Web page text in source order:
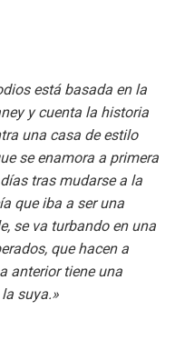
está basada en la
y cuenta la historia
una casa de estilo
se enamora a primera
tras mudarse a la
que iba a ser una
se va turbando en una
que hacen a
anterior tiene una
suya.»